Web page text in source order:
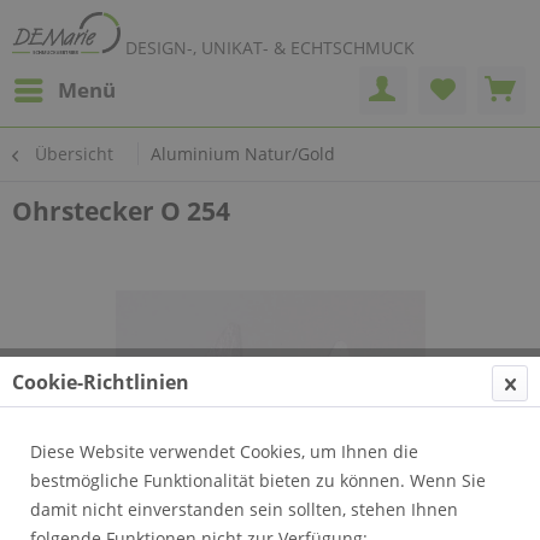
DESIGN-, UNIKAT- & ECHTSCHMUCK
Menü
Übersicht Aluminium Natur/Gold
Ohrstecker O 254
Cookie-Richtlinien
Diese Website verwendet Cookies, um Ihnen die
bestmögliche Funktionalität bieten zu können. Wenn Sie
damit nicht einverstanden sein sollten, stehen Ihnen